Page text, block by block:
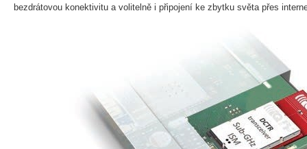
bezdrátovou konektivitu a volitelně i připojení ke zbytku světa přes